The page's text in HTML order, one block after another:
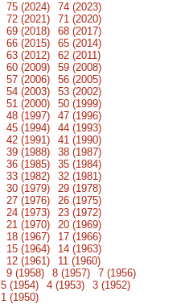
75 (2024)
74 (2023)
72 (2021)
71 (2020)
69 (2018)
68 (2017)
66 (2015)
65 (2014)
63 (2012)
62 (2011)
60 (2009)
59 (2008)
57 (2006)
56 (2005)
54 (2003)
53 (2002)
51 (2000)
50 (1999)
48 (1997)
47 (1996)
45 (1994)
44 (1993)
42 (1991)
41 (1990)
39 (1988)
38 (1987)
36 (1985)
35 (1984)
33 (1982)
32 (1981)
30 (1979)
29 (1978)
27 (1976)
26 (1975)
24 (1973)
23 (1972)
21 (1970)
20 (1969)
18 (1967)
17 (1966)
15 (1964)
14 (1963)
12 (1961)
11 (1960)
9 (1958) 8 (1957)
7 (1956)
5 (1954) 4 (1953)
3 (1952)
1 (1950)